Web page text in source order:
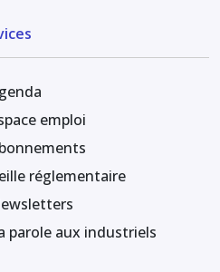
emploi
réglementaire
parole aux industriels